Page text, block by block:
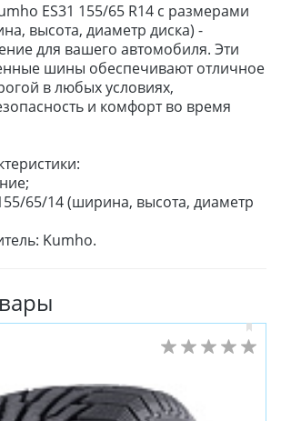
ES31 155/65 R14 с размерами
высота, диаметр диска) -
для вашего автомобиля. Эти
шины обеспечивают отличное
в любых условиях,
и комфорт во время
65/14 (ширина, высота, диаметр
Kumho.